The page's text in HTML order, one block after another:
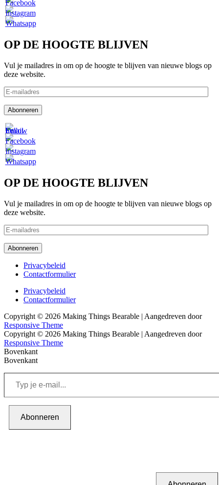
OP DE HOOGTE BLIJVEN
Vul je mailadres in om op de hoogte te blijven van nieuwe blogs op
deze website.
E-
mailadres
Abonneren
OP DE HOOGTE BLIJVEN
Vul je mailadres in om op de hoogte te blijven van nieuwe blogs op
deze website.
E-
mailadres
Abonneren
Footer
menu
Privacybeleid
Contactformulier
Footer
menu
Privacybeleid
Contactformulier
Copyright © 2026 Making Things Bearable | Aangedreven door
Responsive Theme
Copyright © 2026 Making Things Bearable | Aangedreven door
Responsive Theme
Bovenkant
Bovenkant
Abonneren